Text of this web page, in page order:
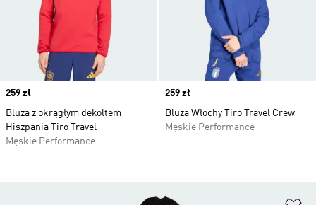
Price
259 zł
Bluza z okrągłym dekoltem
Hiszpania Tiro Travel
Męskie Performance
Price
259 zł
Bluza Włochy Tiro Travel Crew
Męskie Performance